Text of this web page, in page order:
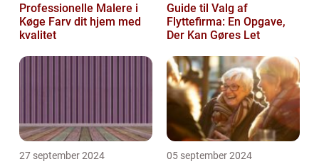
Professionelle Malere i
Køge Farv dit hjem med
kvalitet
Guide til Valg af
Flyttefirma: En Opgave,
Der Kan Gøres Let
27 september 2024 05 september 2024